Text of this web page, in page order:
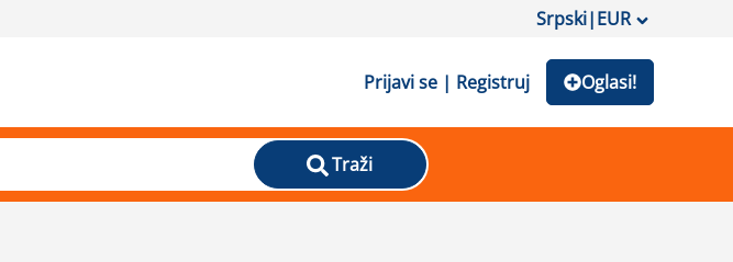
Srpski|EUR
Prijavi se | Registruj Oglasi!
Traži